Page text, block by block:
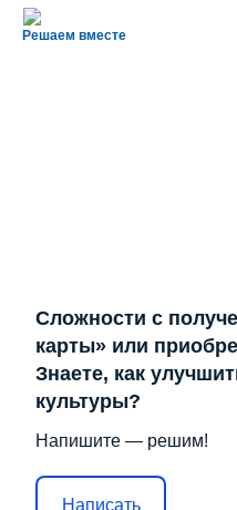
Решаем вместе
Сложности с
карты» или
Знаете, как
культуры?
Напишите — решим!
Написать